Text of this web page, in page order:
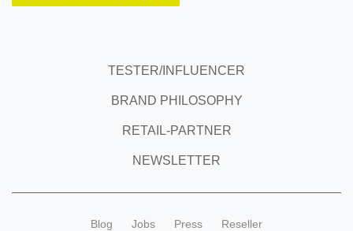
TESTER/INFLUENCER
BRAND PHILOSOPHY
RETAIL-PARTNER
NEWSLETTER
Blog Jobs Press Reseller